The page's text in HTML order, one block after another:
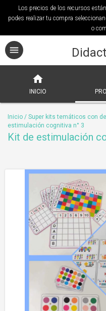
Los precios de los recursos
podes realizar tu compra
o
INICIO
Inicio / Super kits temáticos con
estimulación cognitiva n° 3
Kit de estimulación